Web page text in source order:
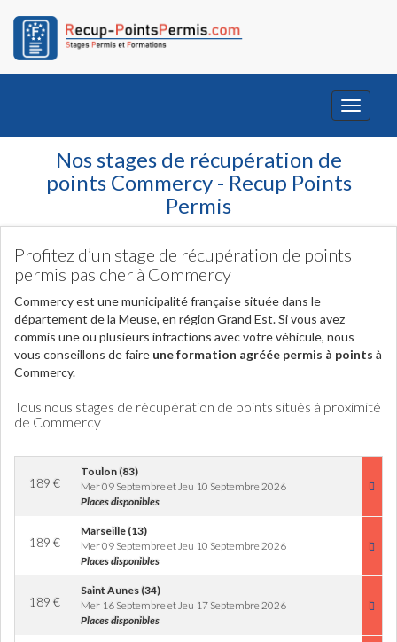
Toggle
Nos stages de récupération de
points Commercy - Recup Points
Permis
Profitez d’un stage de récupération de points
permis pas cher à Commercy
Commercy est une municipalité française située dans le
département de la Meuse, en région Grand Est. Si vous avez
commis une ou plusieurs infractions avec votre véhicule, nous
vous conseillons de faire une formation agréée permis à points à
Commercy.
Tous nous stages de récupération de points situés à proximité
de Commercy
189 €
Toulon (83)
Mer 09 Septembre et Jeu 10 Septembre 2026
Places disponibles
189 €
Marseille (13)
Mer 09 Septembre et Jeu 10 Septembre 2026
Places disponibles
189 €
Saint Aunes (34)
Mer 16 Septembre et Jeu 17 Septembre 2026
Places disponibles